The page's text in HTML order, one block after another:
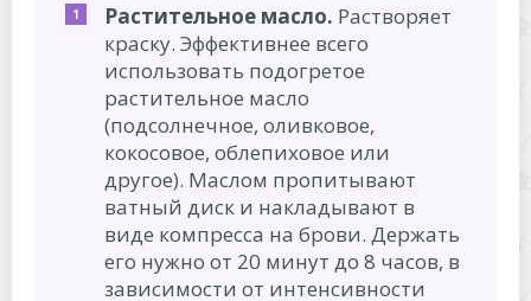
Растительное масло. Растворяет
краску. Эффективнее всего
использовать подогретое
растительное масло
(подсолнечное, оливковое,
кокосовое, облепиховое или
другое). Маслом пропитывают
ватный диск и накладывают в
виде компресса на брови. Держать
его нужно от 20 минут до 8 часов, в
зависимости от интенсивности